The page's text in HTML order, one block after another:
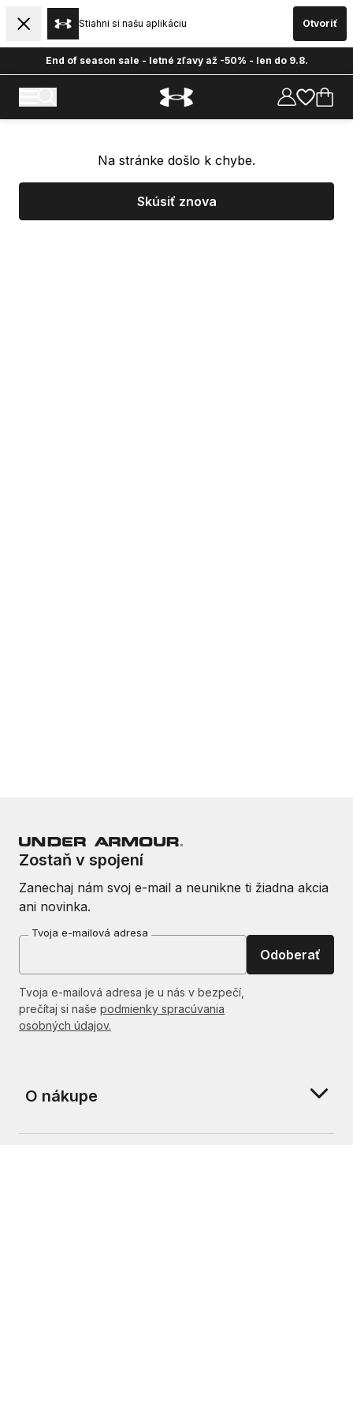
Stiahni si našu aplikáciu Otvoriť
End of season sale - letné zľavy až -50% - len do 9.8.
Na stránke došlo k chybe.
Skúsiť znova
Zostaň v spojení
Zanechaj nám svoj e-mail a neunikne ti žiadna akcia
ani novinka.
Tvoja e-mailová adresa
Odoberať
Tvoja e-mailová adresa je u nás v bezpečí,
prečítaj si naše podmienky spracúvania
osobných údajov.
O nákupe